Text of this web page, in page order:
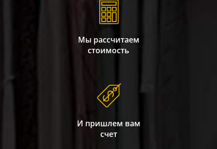
Мы рассчитаем
стоимость
И пришлем вам
счет